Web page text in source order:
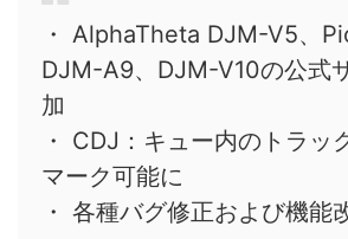
・ AlphaTheta DJM-V5、
DJM-A9、DJM-V10の公式
加
・ CDJ：キュー内のトラッ
マーク可能に
・ 各種バグ修正および機能